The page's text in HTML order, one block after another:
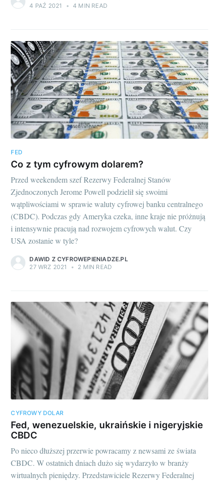
4 PAŹ 2021
• 4 MIN READ
FED
Co z tym cyfrowym dolarem?
Przed weekendem szef Rezerwy Federalnej Stanów
Zjednoczonych Jerome Powell podzielił się swoimi
wątpliwościami w sprawie waluty cyfrowej banku centralnego
(CBDC). Podczas gdy Ameryka czeka, inne kraje nie próżnują
i intensywnie pracują nad rozwojem cyfrowych walut. Czy
USA zostanie w tyle?
DAWID Z CYFROWEPIENIADZE.PL
27 WRZ 2021
• 2 MIN READ
CYFROWY DOLAR
Fed, wenezuelskie, ukraińskie i nigeryjskie
CBDC
Po nieco dłuższej przerwie powracamy z newsami ze świata
CBDC. W ostatnich dniach dużo się wydarzyło w branży
wirtualnych pieniędzy. Przedstawiciele Rezerwy Federalnej